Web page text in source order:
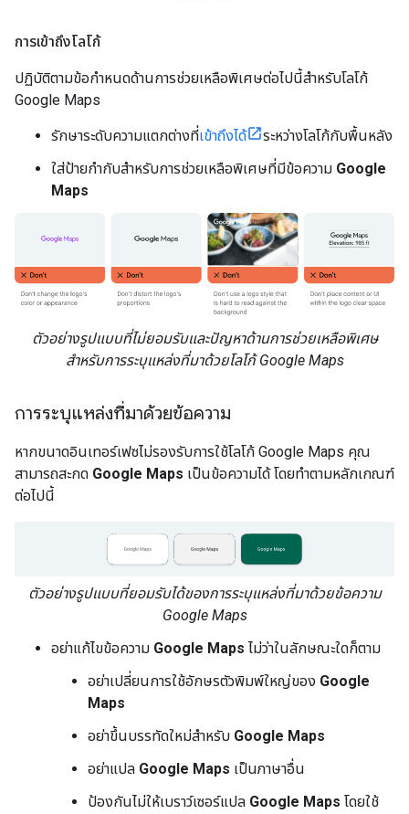
การเข้าถึงโลโก้
ปฏิบัติตามข้อกำหนดด้านการช่วยเหลือพิเศษต่อไปนี้สำหรับโลโก้
Google Maps
รักษาระดับความแตกต่างที่เข้าถึงได้
ระหว่างโลโก้กับพื้นหลัง
ใส่ป้ายกำกับสำหรับการช่วยเหลือพิเศษที่มีข้อความ Google
Maps
ตัวอย่างรูปแบบที่ไม่ยอมรับและปัญหาด้านการช่วยเหลือพิเศษ
สำหรับการระบุแหล่งที่มาด้วยโลโก้ Google Maps
การระบุแหล่งที่มาด้วยข้อความ
หากขนาดอินเทอร์เฟซไม่รองรับการใช้โลโก้ Google Maps คุณ
สามารถสะกด Google Maps เป็นข้อความได้ โดยทำตามหลักเกณฑ์
ต่อไปนี้
ตัวอย่างรูปแบบที่ยอมรับได้ของการระบุแหล่งที่มาด้วยข้อความ
Google Maps
อย่าแก้ไขข้อความ Google Maps ไม่ว่าในลักษณะใดก็ตาม
อย่าเปลี่ยนการใช้อักษรตัวพิมพ์ใหญ่ของ Google
Maps
อย่าขึ้นบรรทัดใหม่สำหรับ Google Maps
อย่าแปล Google Maps เป็นภาษาอื่น
ป้องกันไม่ให้เบราว์เซอร์แปล Google Maps โดยใช้